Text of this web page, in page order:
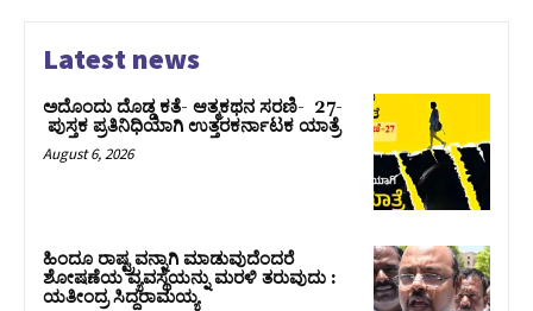
Latest news
ಅದೊಂದು ದೊಡ್ಡ ಕತೆ- ಆತ್ಮಕಥನ ಸರಣಿ- 27-
ಪುಸ್ತಕ ಪ್ರತಿನಿಧಿಯಾಗಿ ಉತ್ತರಕರ್ನಾಟಕ ಯಾತ್ರೆ
August 6, 2026
ಹಿಂದೂ ರಾಷ್ಟ್ರವನ್ನಾಗಿ ಮಾಡುವುದೆಂದರೆ
ಶೋಷಣೆಯ ವ್ಯವಸ್ಥೆಯನ್ನು ಮರಳಿ ತರುವುದು :
ಯತೀಂದ್ರ ಸಿದ್ದರಾಮಯ್ಯ